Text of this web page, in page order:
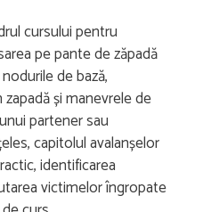
cursului pentru
pe pante de zăpadă
de bază,
și manevrele de
partener sau
capitolul avalanșelor
identificarea
victimelor îngropate